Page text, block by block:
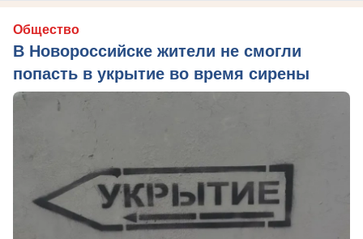
Общество
В Новороссийске жители не смогли
попасть в укрытие во время сирены